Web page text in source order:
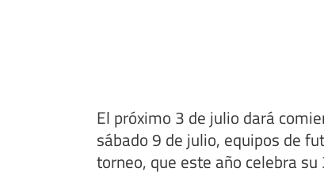
El próximo 3 de julio dará
sábado 9 de julio, equipos de
torneo, que este año celebra